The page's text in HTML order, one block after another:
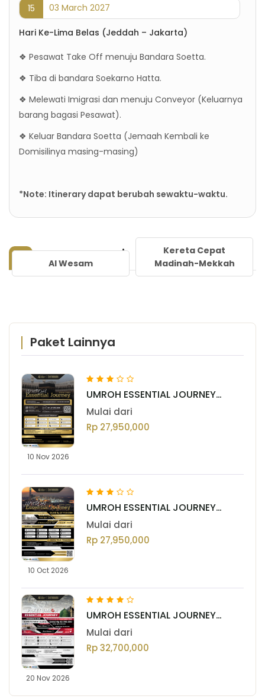
15 03 March 2027
Hari Ke-Lima Belas (Jeddah – Jakarta)
❖ Pesawat Take Off menuju Bandara Soetta.
❖ Tiba di bandara Soekarno Hatta.
❖ Melewati Imigrasi dan menuju Conveyor (Keluarnya
barang bagasi Pesawat).
❖ Keluar Bandara Soetta (Jemaah Kembali ke
Domisilinya masing-masing)
*Note: Itinerary dapat berubah sewaktu-waktu.
Transportasi
Al Wesam
Kereta Cepat
Madinah-Mekkah
Paket Lainnya
10 Nov 2026
UMROH ESSENTIAL JOURNEY
NOVEMBER (GOLD) VOL. III 2026
Mulai dari
Rp 27,950,000
10 Oct 2026
UMROH ESSENTIAL JOURNEY
OKTOBER (GOLD) VOL. III 2026
Mulai dari
Rp 27,950,000
20 Nov 2026
UMROH ESSENTIAL JOURNEY
NOVEMBER VOL. II 2026
Mulai dari
Rp 32,700,000